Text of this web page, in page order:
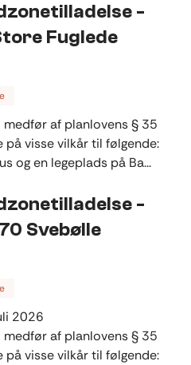
-
Fuglede
medfør af planlovens § 35
visse vilkår til følgende:
og en legeplads på Ba...
-
Svebølle
2026
medfør af planlovens § 35
visse vilkår til følgende: